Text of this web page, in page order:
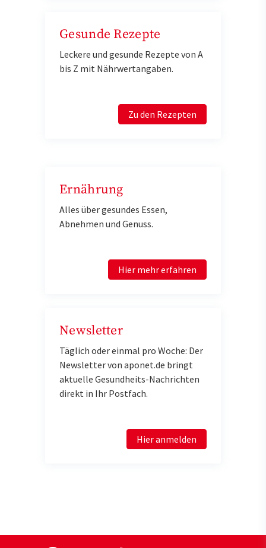
Gesunde Rezepte
Leckere und gesunde Rezepte von A
bis Z mit Nährwertangaben.
Zu den Rezepten
Ernährung
Alles über gesundes Essen,
Abnehmen und Genuss.
Hier mehr erfahren
Newsletter
Täglich oder einmal pro Woche: Der
Newsletter von aponet.de bringt
aktuelle Gesundheits-Nachrichten
direkt in Ihr Postfach.
Hier anmelden